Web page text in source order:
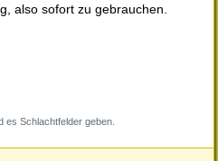
also sofort zu gebrauchen.
es Schlachtfelder geben.